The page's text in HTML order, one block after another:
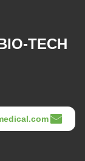
TECH